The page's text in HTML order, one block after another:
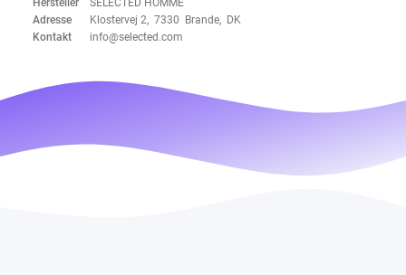
Hersteller
SELECTED HOMME
Adresse
Klostervej 2, 7330 Brande, DK
Kontakt
info@selected.com